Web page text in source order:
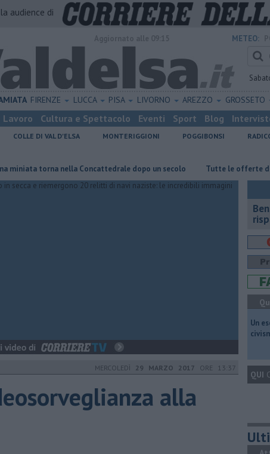
audience di
METEO:
FIRENZE LUCCA PISA LIVORNO AREZZO GROSSETO
Lavoro Cultura e Spettacolo Eventi Sport Blog
COLLE DI VAL D'ELSA MONTERIGGIONI POGGIBONSI
torna nella Concattedrale dopo un secolo ​Tutte le offerte di lavoro
MERCOLEDÌ 29 MARZO 2017 ORE 13:37
alla
​Un
QUI